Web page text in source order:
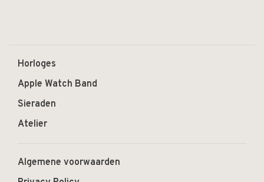
Horloges
Apple Watch Band
Sieraden
Atelier
Algemene voorwaarden